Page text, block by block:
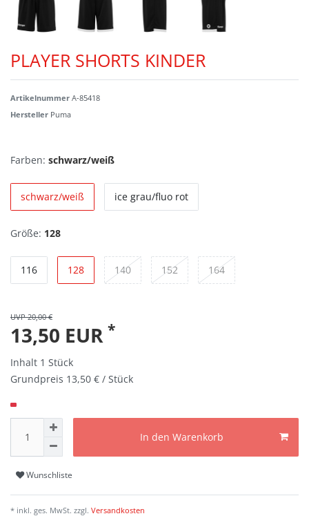
PLAYER SHORTS KINDER
Artikelnummer A-85418
Hersteller Puma
Farben: schwarz/weiß
schwarz/weiß ice grau/fluo rot
Größe: 128
116 128 140 152 164
UVP 20,00 €
13,50 EUR *
Inhalt 1 Stück
Grundpreis 13,50 € / Stück
In den Warenkorb
Wunschliste
* inkl. ges. MwSt. zzgl. Versandkosten